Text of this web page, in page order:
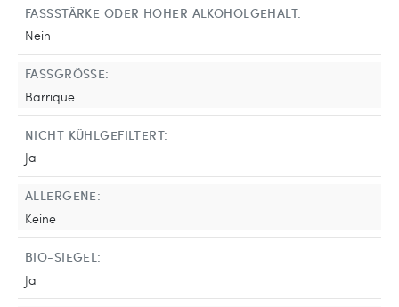
FASSSTÄRKE ODER HOHER ALKOHOLGEHALT:
Nein
FASSGRÖSSE:
Barrique
NICHT KÜHLGEFILTERT:
Ja
ALLERGENE:
Keine
BIO-SIEGEL:
Ja